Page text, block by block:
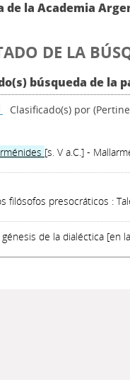
de la Academia
DE LA
búsqueda de la
Clasificado(s) por
[s. V a.C.] -
filósofos presocráticos :
génesis de la dialéctica [en